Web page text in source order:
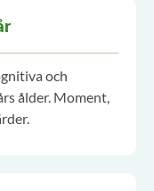
och
ålder. Moment,